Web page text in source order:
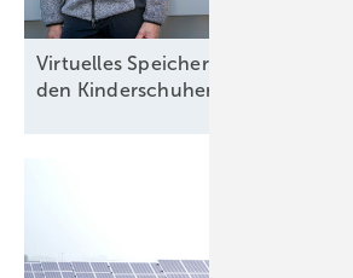
Virtuelles Speicherkraftwerk von
den Kinderschuhen